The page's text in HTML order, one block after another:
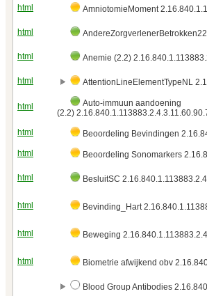
html AmniotomieMoment
html
html Anemie (2.2)
html AttentionLineElementTypeNL
html
Auto-immuun aandoening
(2.2)
html
Beoordeling Bevindingen
html
Beoordeling Sonomarkers
html BesluitSC
html Bevinding_Hart
html Beweging
html Biometrie afwijkend obv
Blood Group Antibodies